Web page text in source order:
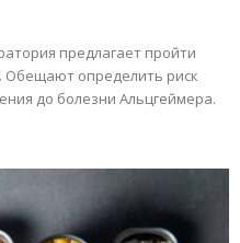
предлагает пройти
Обещают определить риск
до болезни Альцгеймера.